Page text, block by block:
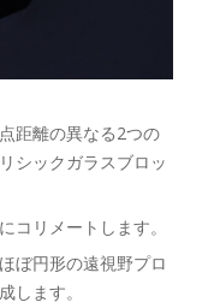
距離の異なる2つの
シックガラスブロッ
コリメートします。
ぼ円形の遠視野プロ
します。